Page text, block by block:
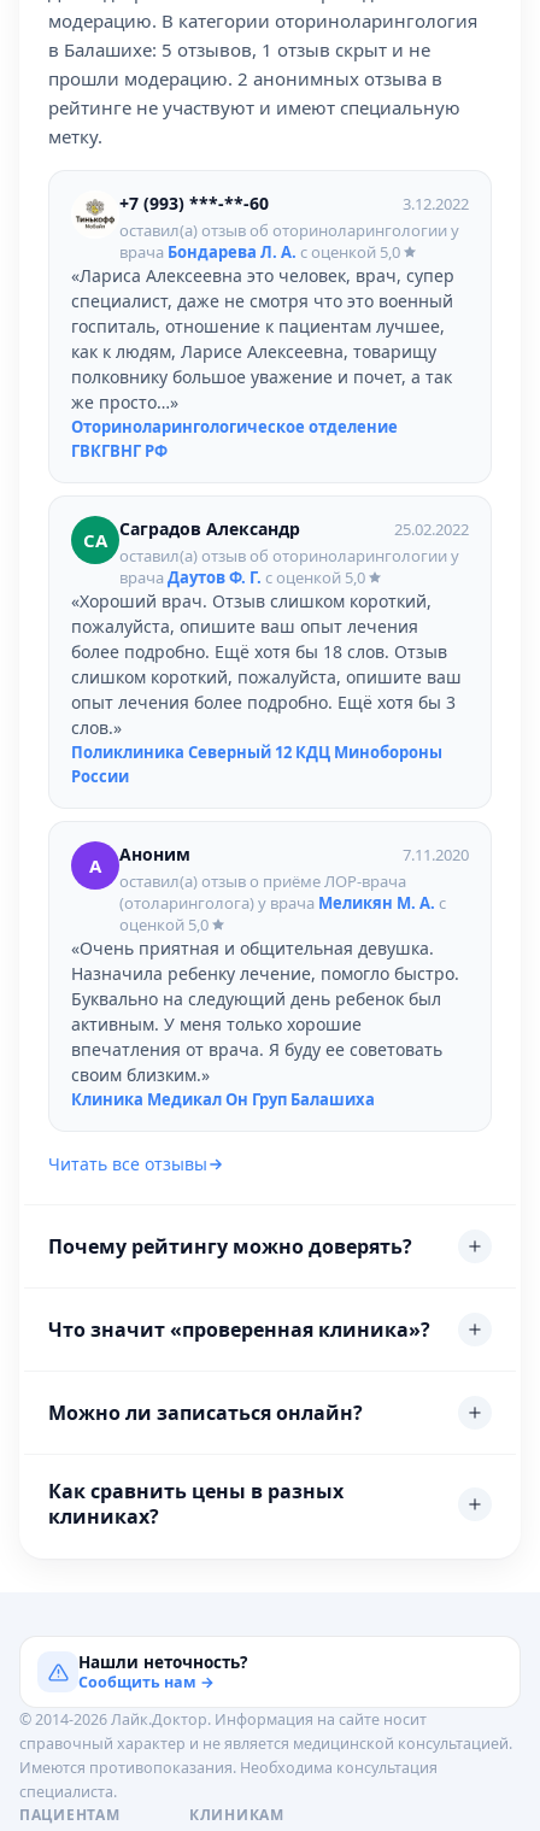
модерацию. В категории оториноларингология
в Балашихе: 5 отзывов, 1 отзыв скрыт и не
прошли модерацию. 2 анонимных отзыва в
рейтинге не участвуют и имеют специальную
метку.
+7 (993) ***-**-60
3.12.2022
оставил(а) отзыв об оториноларингологии у
врача Бондарева Л. А. с оценкой 5,0
«Лариса Алексеевна это человек, врач, супер
специалист, даже не смотря что это военный
госпиталь, отношение к пациентам лучшее,
как к людям, Ларисе Алексеевна, товарищу
полковнику большое уважение и почет, а так
же просто…»
Оториноларингологическое отделение
ГВКГВНГ РФ
СА Саградов Александр
25.02.2022
оставил(а) отзыв об оториноларингологии у
врачаДаутов Ф. Г. с оценкой 5,0
«Хороший врач. Отзыв слишком короткий,
пожалуйста, опишите ваш опыт лечения
более подробно. Ещё хотя бы 18 слов. Отзыв
слишком короткий, пожалуйста, опишите ваш
опыт лечения более подробно. Ещё хотя бы 3
слов.»
Поликлиника Северный 12 КДЦ Минобороны
России
А Аноним
7.11.2020
оставил(а) отзыв о приёме ЛОР-врача
(отоларинголога) у врача Меликян М. А. с
оценкой 5,0
«Очень приятная и общительная девушка.
Назначила ребенку лечение, помогло быстро.
Буквально на следующий день ребенок был
активным. У меня только хорошие
впечатления от врача. Я буду ее советовать
своим близким.»
Клиника Медикал Он Груп Балашиха
Читать все отзывы
Почему рейтингу можно доверять?
Что значит «проверенная клиника»?
Можно ли записаться онлайн?
Как сравнить цены в разных
клиниках?
Нашли неточность?
Сообщить нам →
© 2014-2026 Лайк.Доктор. Информация на сайте носит
справочный характер и не является медицинской консультацией.
Имеются противопоказания. Необходима консультация
специалиста.
ПАЦИЕНТАМ
КЛИНИКАМ